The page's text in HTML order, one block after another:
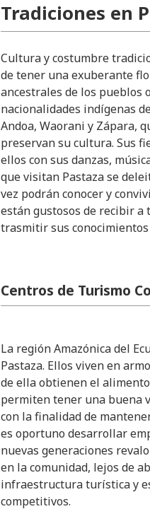
Tradiciones en
Cultura y costumbre
de tener una exuberante
ancestrales de los pueblos
nacionalidades indígenas
Andoa, Waorani y Zápara,
preservan su cultura. Sus
ellos con sus danzas,
que visitan Pastaza se
vez podrán conocer y
están gustosos de recibir
trasmitir sus
Centros de Turismo
La región Amazónica del
Pastaza. Ellos viven en
de ella obtienen el
permiten tener una buena
con la finalidad de
es oportuno desarrollar
nuevas generaciones
en la comunidad, lejos de
infraestructura turística y
competitivos.